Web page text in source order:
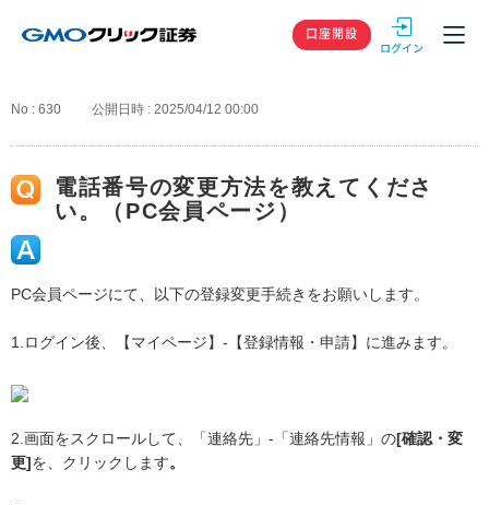
GMOクリック
口座開設
No : 630 公開日時 : 2025/04/12 00:00
電話番号の変更方法を教えてくださ
い。（PC会員ページ）
PC会員ページにて、以下の登録変更手続きをお願いします。
1.ログイン後、【マイページ】-【登録情報・申請】に進みます。
2.画面をスクロールして、「連絡先」-「連絡先情報」の[確認・変
更]を、クリックします。